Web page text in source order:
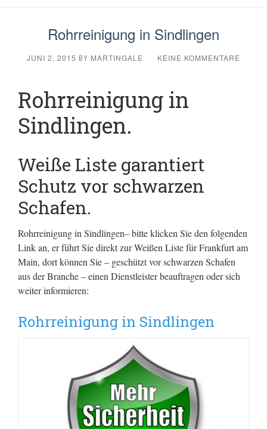
Rohrreinigung in Sindlingen
JUNI 2, 2015 BY MARTINGALE · KEINE KOMMENTARE
Rohrreinigung in
Sindlingen.
Weiße Liste garantiert
Schutz vor schwarzen
Schafen.
Rohrreinigung in Sindlingen– bitte klicken Sie den folgenden
Link an, er führt Sie direkt zur Weißen Liste für Frankfurt am
Main, dort können Sie – geschützt vor schwarzen Schafen
aus der Branche – einen Dienstleister beauftragen oder sich
weiter informieren:
Rohrreinigung in Sindlingen